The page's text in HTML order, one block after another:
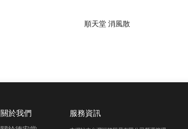
順天堂 消風散
關於我們 服務資訊